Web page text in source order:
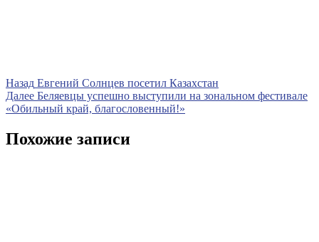
Навигация
по
Назад Предыдущая
запись
Евгений Солнцев посетил Казахстан
Далее Следующая
запись
Беляевцы успешно выступили на зональном фестивале
«Обильный край, благословенный!»
Похожие записи